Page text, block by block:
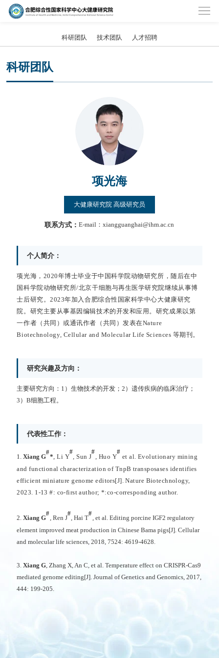
科研团队 技术团队 人才招聘
科研团队
项光海
大健康研究院 高级研究员
联系方式：E-mail：xiangguanghai@ihm.ac.cn
个人简介：
项光海， 2020年博士毕业于中国科学院动物研究所，随后在中
国科学院动物研究所/北京干细胞与再生医学研究院继续从事博
士后研究。2023年加入合肥综合性国家科学中心大健康研究
院。研究主要从事基因编辑技术的开发和应用。研究成果以第
一作者（共同）或通讯作者（共同）发表在Nature
Biotechnology, Cellular and Molecular Life Sciences 等期刊。
研究兴趣及方向：
主要研究方向：1）生物技术的开发；2）遗传疾病的临床治疗；
3）B细胞工程。
代表性工作：
1.Xiang G
#
* , Li Y
#
, Sun J
#
, Huo Y
#
et al. Evolutionary mining
and functional characterization of TnpB transposases identifies
efficient miniature genome editors[J]. Nature Biotechnology,
2023. 1-13 #: co-first author; *:co-corresponding author.
2.Xiang G
#
, Ren J
#
, Hai T
#
, et al. Editing porcine IGF2 regulatory
element improved meat production in Chinese Bama pigs[J]. Cellular
and molecular life sciences, 2018, 7524: 4619-4628.
3.Xiang G, Zhang X, An C, et al. Temperature effect on CRISPR-Cas9
mediated genome editing[J]. Journal of Genetics and Genomics, 2017,
444: 199-205.